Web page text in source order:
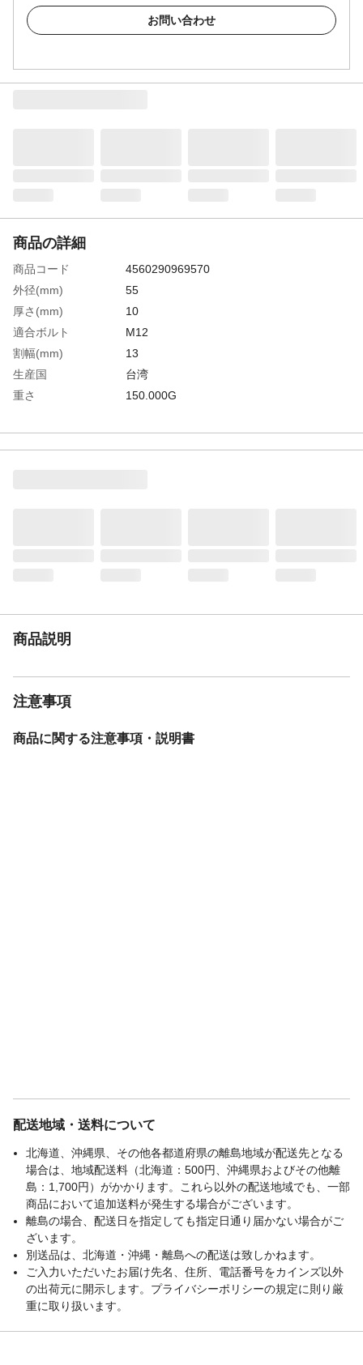
お問い合わせ
商品の詳細
商品コード
4560290969570
外径(mm)
55
厚さ(mm)
10
適合ボルト
M12
割幅(mm)
13
生産国
台湾
重さ
150.000G
材質2
処理：焼き入れ(HRC40)、黒染仕上げ
商品説明
注意事項
商品に関する注意事項・説明書
配送地域・送料について
北海道、沖縄県、その他各都道府県の離島地域が配送先となる
場合は、地域配送料（北海道：500円、沖縄県およびその他離
島：1,700円）がかかります。これら以外の配送地域でも、一部
商品において追加送料が発生する場合がございます。
離島の場合、配送日を指定しても指定日通り届かない場合がご
ざいます。
別送品は、北海道・沖縄・離島への配送は致しかねます。
ご入力いただいたお届け先名、住所、電話番号をカインズ以外
の出荷元に開示します。プライバシーポリシーの規定に則り厳
重に取り扱います。